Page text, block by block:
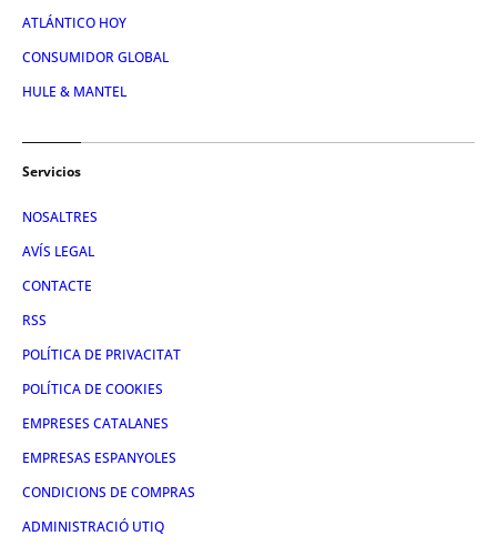
ATLÁNTICO HOY
CONSUMIDOR GLOBAL
HULE & MANTEL
Servicios
NOSALTRES
AVÍS LEGAL
CONTACTE
RSS
POLÍTICA DE PRIVACITAT
POLÍTICA DE COOKIES
EMPRESES CATALANES
EMPRESAS ESPANYOLES
CONDICIONS DE COMPRAS
ADMINISTRACIÓ UTIQ